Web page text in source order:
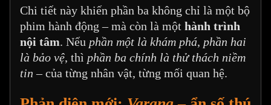
Chi tiết này khiến phần ba không chỉ là một bộ
phim hành động – mà còn là một hành trình
nội tâm. Nếu phần một là khám phá, phần hai
là bảo vệ, thì phần ba chính là thử thách niềm
tin – của từng nhân vật, từng mối quan hệ.